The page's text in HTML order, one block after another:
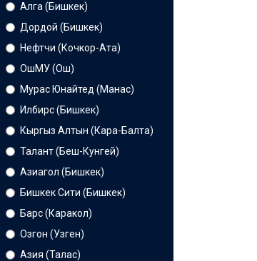
Алга (Бишкек)
Дордой (Бишкек)
Нефтчи (Кочкор-Ата)
ОшМУ (Ош)
Мурас Юнайтед (Манас)
Илбирс (Бишкек)
Кыргыз Алтын (Кара-Балта)
Талант (Беш-Кунгей)
Азиагол (Бишкек)
Бишкек Сити (Бишкек)
Барс (Каракол)
Озгон (Узген)
Азия (Талас)